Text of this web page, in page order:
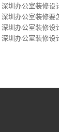
深圳办公室装修设
深圳办公室装修要
深圳办公室装修设
深圳办公室装修设